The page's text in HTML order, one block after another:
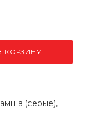
КОРЗИНУ
(серые),